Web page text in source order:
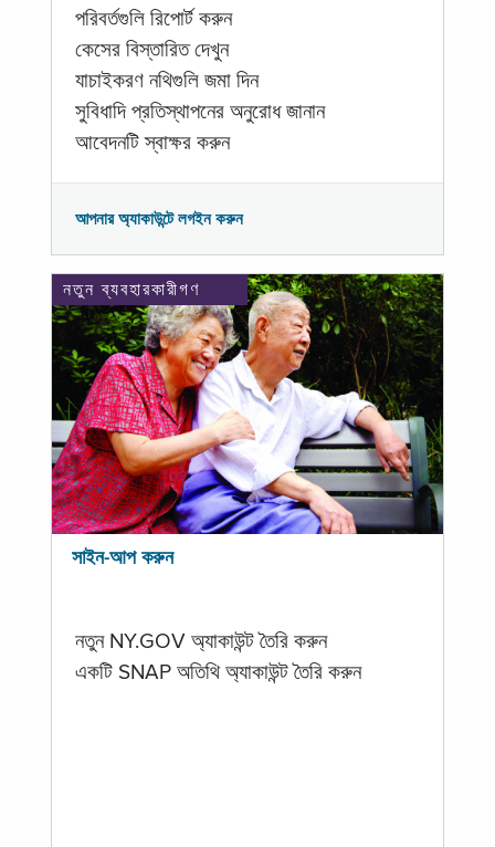
পরিবর্তগুলি রিপোর্ট করুন
কেসের বিস্তারিত দেখুন
যাচাইকরণ নথিগুলি জমা দিন
সুবিধাদি প্রতিস্থাপনের অনুরোধ জানান
আবেদনটি স্বাক্ষর করুন
আপনার অ্যাকাউন্টে লগইন করুন
নতুন ব্যবহারকারীগণ
সাইন-আপ করুন
নতুন NY.GOV অ্যাকাউন্ট তৈরি করুন
একটি SNAP অতিথি অ্যাকাউন্ট তৈরি করুন